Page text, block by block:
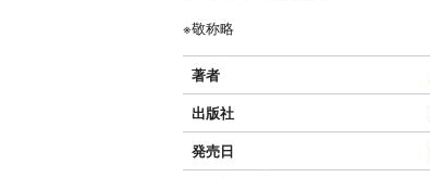
※敬称略
著者
出版社
発売日